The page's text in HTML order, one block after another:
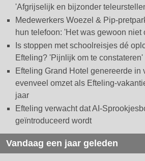
'Afgrijselijk en bijzonder
Medewerkers Woezel & Pip-
hun telefoon: 'Het was gewoon niet
Is stoppen met schoolreisjes dé
Efteling? 'Pijnlijk om te constateren'
Efteling Grand Hotel genereerde in
evenveel omzet als Efteling-
jaar
Efteling verwacht dat AI-
geïntroduceerd wordt
Vandaag een jaar geleden